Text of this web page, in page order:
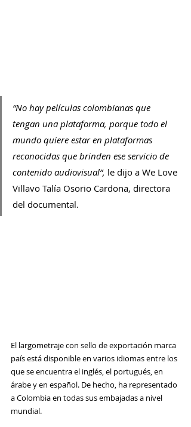
“No hay películas colombianas que
tengan una plataforma, porque todo el
mundo quiere estar en plataformas
reconocidas que brinden ese servicio de
contenido audiovisual”, le dijo a We Love
Villavo Talía Osorio Cardona, directora
del documental.
El largometraje con sello de exportación marca
país está disponible en varios idiomas entre los
que se encuentra el inglés, el portugués, en
árabe y en español. De hecho, ha representado
a Colombia en todas sus embajadas a nivel
mundial.